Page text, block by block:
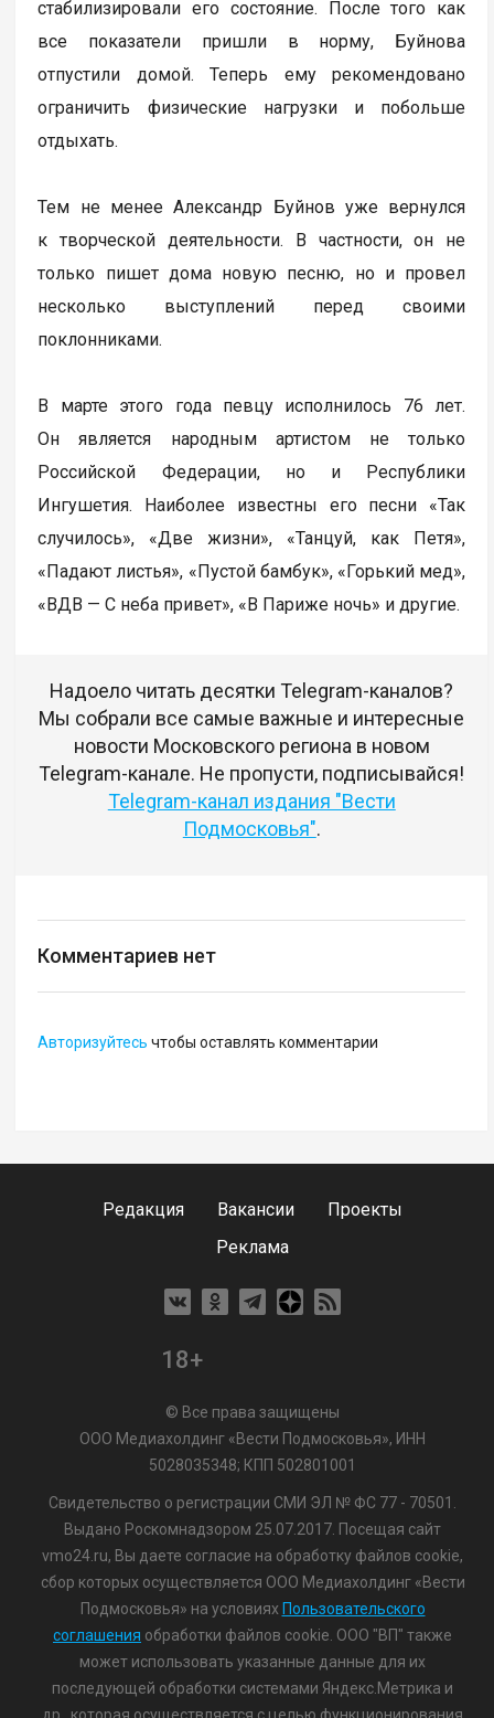
стабилизировали его состояние. После того как
все показатели пришли в норму, Буйнова
отпустили домой. Теперь ему рекомендовано
ограничить физические нагрузки и побольше
отдыхать.
Тем не менее Александр Буйнов уже вернулся
к творческой деятельности. В частности, он не
только пишет дома новую песню, но и провел
несколько выступлений перед своими
поклонниками.
В марте этого года певцу исполнилось 76 лет.
Он является народным артистом не только
Российской Федерации, но и Республики
Ингушетия. Наиболее известны его песни «Так
случилось», «Две жизни», «Танцуй, как Петя»,
«Падают листья», «Пустой бамбук», «Горький мед»,
«ВДВ — С неба привет», «В Париже ночь» и другие.
Надоело читать десятки Telegram-каналов?
Мы собрали все самые важные и интересные
новости Московского региона в новом
Telegram-канале. Не пропусти, подписывайся!
Telegram-канал издания "Вести
Подмосковья".
Комментариев нет
Авторизуйтесь чтобы оставлять комментарии
Редакция Вакансии
Проекты
Реклама
18+
© Все права защищены
ООО Медиахолдинг «Вести Подмосковья», ИНН
5028035348; КПП 502801001
Свидетельство о регистрации СМИ ЭЛ № ФС 77 - 70501.
Выдано Роскомнадзором 25.07.2017. Посещая сайт
vmo24.ru, Вы даете согласие на обработку файлов cookie,
сбор которых осуществляется ООО Медиахолдинг «Вести
Подмосковья» на условиях Пользовательского
соглашения обработки файлов cookie. ООО "ВП" также
может использовать указанные данные для их
последующей обработки системами Яндекс.Метрика и